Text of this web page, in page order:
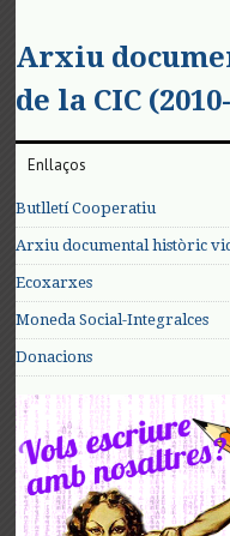
Arxiu
de la CIC
Enllaços
Butlletí Cooperatiu
Arxiu documental històric
Ecoxarxes
Moneda Social-Integralces
Donacions